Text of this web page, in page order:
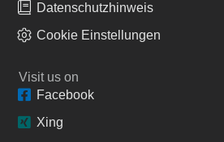
Datenschutzhinweis
Cookie Einstellungen
Visit us on
Facebook
Xing